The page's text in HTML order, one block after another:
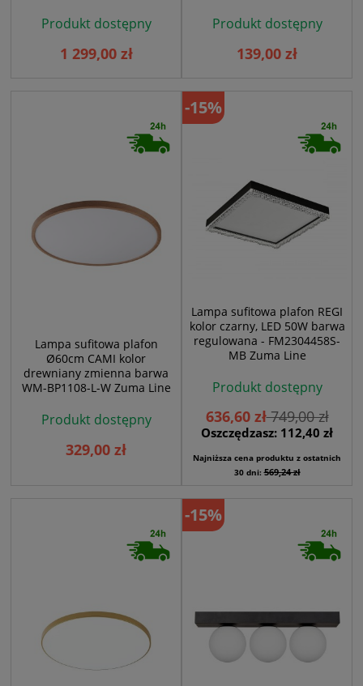
Produkt dostępny
1 299,00 zł
Produkt dostępny
139,00 zł
Lampa sufitowa plafon
Ø60cm CAMI kolor
drewniany zmienna barwa
WM-BP1108-L-W Zuma Line
Produkt dostępny
329,00 zł
Lampa sufitowa plafon REGI
kolor czarny, LED 50W barwa
regulowana - FM2304458S-
MB Zuma Line
Produkt dostępny
636,60 zł749,00 zł
Oszczędzasz: 112,40 zł
Najniższa cena produktu z ostatnich
30 dni:569,24 zł
-15%
-15%